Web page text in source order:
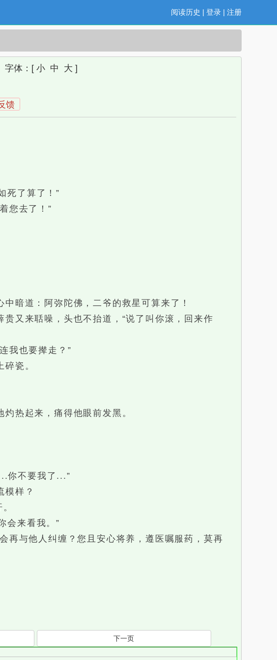
阅读历史 | 登录 | 注册
字体： [ 小 中 大 ]
馈
死了算了！”
您去了！”
暗道：阿弥陀佛，二爷的救星可算来了！
又来聒噪，头也不抬道，“说了叫你滚，回来作
我也要撵走？”
瓷。
热起来，痛得他眼前发黑。
你不要我了...”
样？
会来看我。”
与他人纠缠？您且安心将养，遵医嘱服药，莫再
下一页